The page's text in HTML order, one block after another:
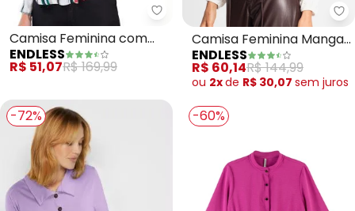
Endless - Camisa Feminina
Camisa Feminina com
Botões (Verde)
ENDLESS
R$ 51,07R$ 169,99
Camisa Feminina Manga
Longa com Strass (Bege)
ENDLESS
R$ 60,14R$ 144,99
ou 2xde R$ 30,07 sem juros
-72% -60%